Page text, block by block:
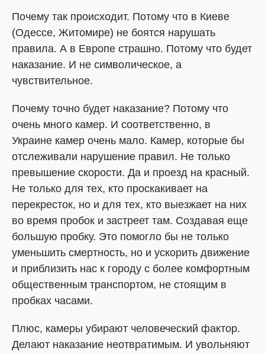
Почему так происходит. Потому что в Киеве
(Одессе, Житомире) не боятся нарушать
правила. А в Европе страшно. Потому что будет
наказание. И не символическое, а
чувствительное.
Почему точно будет наказание? Потому что
очень много камер. И соответственно, в
Украине камер очень мало. Камер, которые бы
отслеживали нарушение правил. Не только
превышение скорости. Да и проезд на красный.
Не только для тех, кто проскакивает на
перекресток, но и для тех, кто выезжает на них
во время пробок и застреет там. Создавая еще
большую пробку. Это помогло бы не только
уменьшить смертность, но и ускорить движение
и приблизить нас к городу с более комфортным
общественным транспортом, не стоящим в
пробках часами.
Плюс, камеры убирают человеческий фактор.
Делают наказание неотвратимым. И увольняют